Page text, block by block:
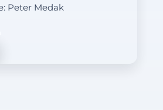
Der Notarzt
House bei der
Falles nicht teilen
Peter Medak